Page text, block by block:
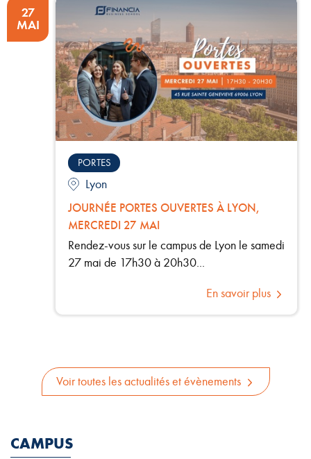
27
MAI
PORTES
Lyon
JOURNÉE PORTES OUVERTES À LYON,
MERCREDI 27 MAI
Rendez-vous sur le campus de Lyon le samedi
27 mai de 17h30 à 20h30...
En savoir plus
Voir toutes les actualités et évènements
CAMPUS